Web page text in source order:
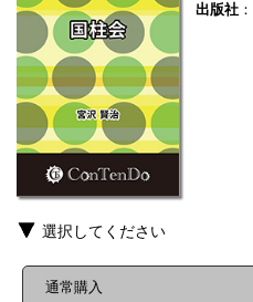
出版社 ：
選択してください
通常購入